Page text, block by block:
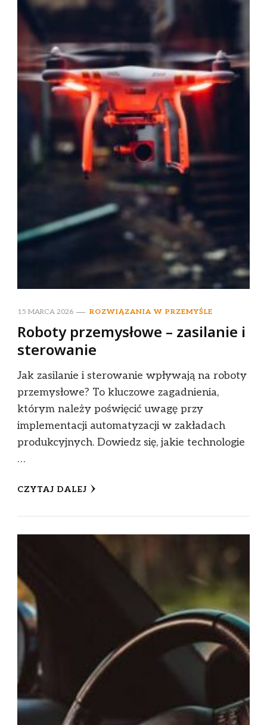
15 MARCA 2026 ROZWIĄZANIA W PRZEMYŚLE
Roboty przemysłowe – zasilanie i
sterowanie
Jak zasilanie i sterowanie wpływają na roboty
przemysłowe? To kluczowe zagadnienia,
którym należy poświęcić uwagę przy
implementacji automatyzacji w zakładach
produkcyjnych. Dowiedz się, jakie technologie
…
CZYTAJ DALEJ